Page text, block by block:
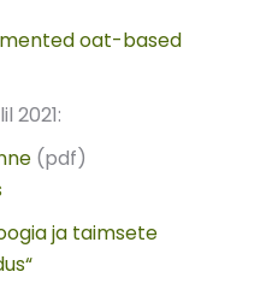
oat-based
2021:
(pdf)
ja taimsete